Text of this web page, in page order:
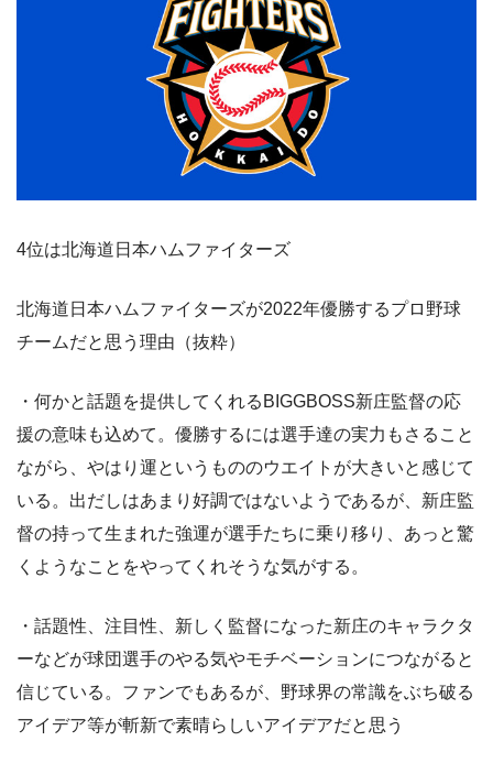
4位は北海道日本ハムファイターズ
北海道日本ハムファイターズが2022年優勝するプロ野球
チームだと思う理由（抜粋）
・何かと話題を提供してくれるBIGGBOSS新庄監督の応
援の意味も込めて。優勝するには選手達の実力もさること
ながら、やはり運というもののウエイトが大きいと感じて
いる。出だしはあまり好調ではないようであるが、新庄監
督の持って生まれた強運が選手たちに乗り移り、あっと驚
くようなことをやってくれそうな気がする。
・話題性、注目性、新しく監督になった新庄のキャラクタ
ーなどが球団選手のやる気やモチベーションにつながると
信じている。ファンでもあるが、野球界の常識をぶち破る
アイデア等が斬新で素晴らしいアイデアだと思う